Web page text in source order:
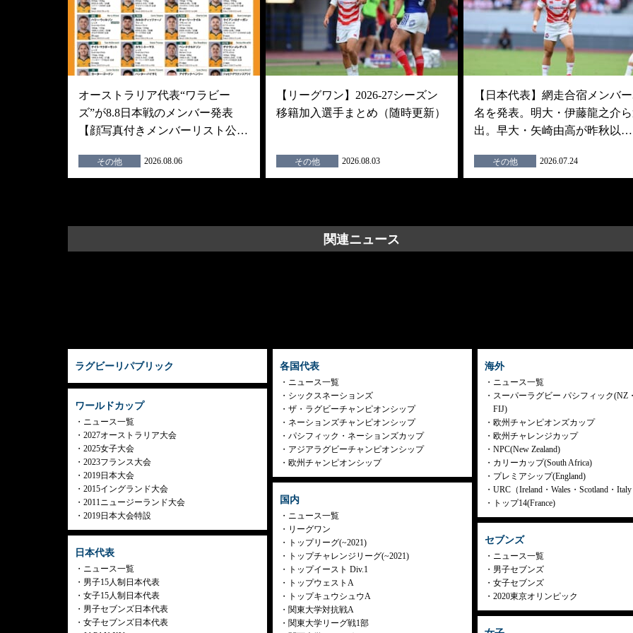
オーストラリア代表“ワラビー
ズ”が8.8日本戦のメンバー発表
【顔写真付きメンバーリスト公…
その他 2026.08.06
【リーグワン】2026-27シーズン
移籍加入選手まとめ（随時更新）
その他 2026.08.03
【日本代表】網走合宿メンバ
名を発表。明大・伊藤龍之介
出。早大・矢崎由高が昨秋以…
その他 2026.07.24
関連ニュース
ラグビーリパブリック
ワールドカップ
ニュース一覧
2027オーストラリア大会
2025女子大会
2023フランス大会
2019日本大会
2015イングランド大会
2011ニュージーランド大会
2019日本大会特設
日本代表
ニュース一覧
男子15人制日本代表
女子15人制日本代表
男子セブンズ日本代表
女子セブンズ日本代表
各国代表
ニュース一覧
シックスネーションズ
ザ・ラグビーチャンピオンシップ
ネーションズチャンピオンシップ
パシフィック・ネーションズカップ
アジアラグビーチャンピオンシップ
欧州チャンピオンシップ
国内
ニュース一覧
リーグワン
トップリーグ(~2021)
トップチャレンジリーグ(~2021)
トップイースト Div.1
トップウェストA
トップキュウシュウA
関東大学対抗戦A
関東大学リーグ戦1部
海外
ニュース一覧
スーパーラグビー パシフィック(NZ
FIJ)
欧州チャンピオンズカップ
欧州チャレンジカップ
NPC(New Zealand)
カリーカップ(South Africa)
プレミアシップ(England)
URC（Ireland・Wales・Scotland・
トップ14(France)
セブンズ
ニュース一覧
男子セブンズ
女子セブンズ
2020東京オリンピック